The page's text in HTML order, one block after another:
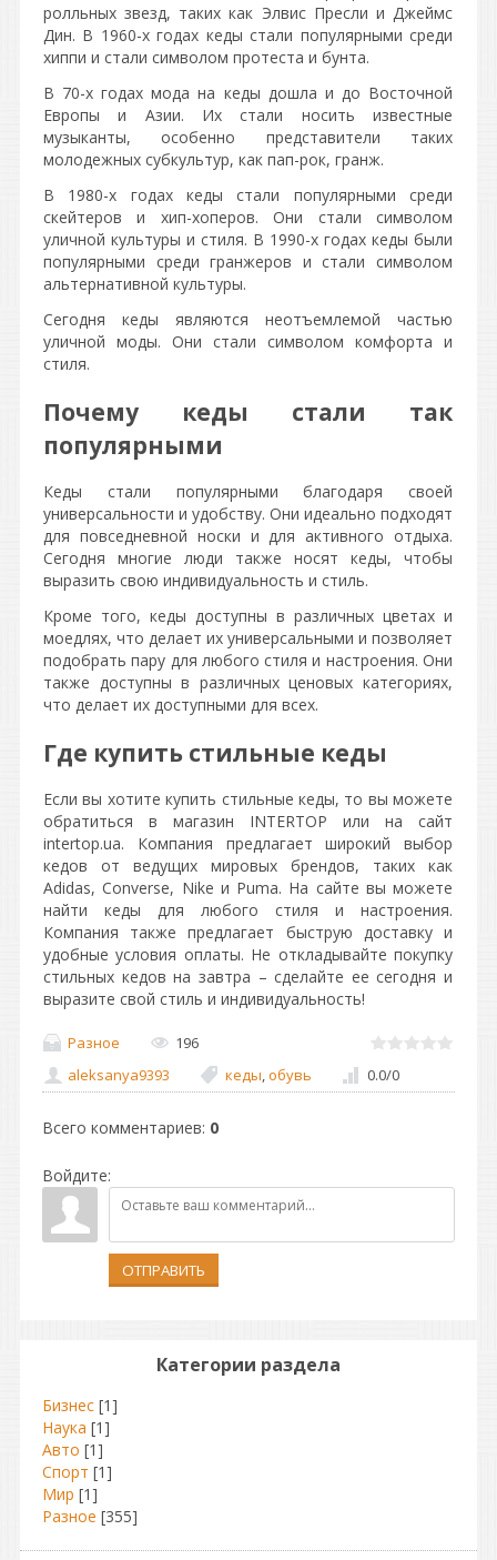
ролльных звезд, таких как Элвис Пресли и Джеймс
Дин. В 1960-х годах кеды стали популярными среди
хиппи и стали символом протеста и бунта.
В 70-х годах мода на кеды дошла и до Восточной
Европы и Азии. Их стали носить известные
музыканты, особенно представители таких
молодежных субкультур, как пап-рок, гранж.
В 1980-х годах кеды стали популярными среди
скейтеров и хип-хоперов. Они стали символом
уличной культуры и стиля. В 1990-х годах кеды были
популярными среди гранжеров и стали символом
альтернативной культуры.
Сегодня кеды являются неотъемлемой частью
уличной моды. Они стали символом комфорта и
стиля.
Почему кеды стали так
популярными
Кеды стали популярными благодаря своей
универсальности и удобству. Они идеально подходят
для повседневной носки и для активного отдыха.
Сегодня многие люди также носят кеды, чтобы
выразить свою индивидуальность и стиль.
Кроме того, кеды доступны в различных цветах и
моедлях, что делает их универсальными и позволяет
подобрать пару для любого стиля и настроения. Они
также доступны в различных ценовых категориях,
что делает их доступными для всех.
Где купить стильные кеды
Если вы хотите купить стильные кеды, то вы можете
обратиться в магазин INTERTOP или на сайт
intertop.ua. Компания предлагает широкий выбор
кедов от ведущих мировых брендов, таких как
Adidas, Converse, Nike и Puma. На сайте вы можете
найти кеды для любого стиля и настроения.
Компания также предлагает быструю доставку и
удобные условия оплаты. Не откладывайте покупку
стильных кедов на завтра – сделайте ее сегодня и
выразите свой стиль и индивидуальность!
Разное
196
aleksanya9393
кеды,обувь 0.0/0
Всего комментариев: 0
Войдите:
ОТПРАВИТЬ
Категории раздела
Бизнес [1]
Наука [1]
Авто [1]
Спорт [1]
Мир [1]
Разное [355]